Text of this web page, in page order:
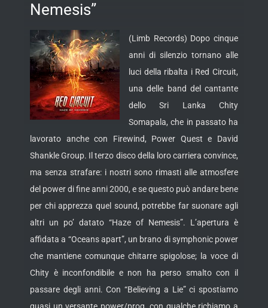
Nemesis”
(Limb Records) Dopo cinque
anni di silenzio tornano alle
luci della ribalta i Red Circuit,
una delle band del cantante
dello Sri Lanka Chity
Somapala, che in passato ha
lavorato anche con Firewind, Power Quest e David
Shankle Group. Il terzo disco della loro carriera convince,
ma senza strafare: i nostri sono rimasti alle atmosfere
del power di fine anni 2000, e se questo può andare bene
per chi apprezza quel sound, potrebbe far suonare agli
altri un po’ datato “Haze of Nemesis”. L’apertura è
affidata a “Oceans apart”, un brano di symphonic power
che mantiene comunque chitarre spigolose; la voce di
Chity è inconfondibile e non ha perso smalto con il
passare degli anni. Con “Believing a Lie” ci spostiamo